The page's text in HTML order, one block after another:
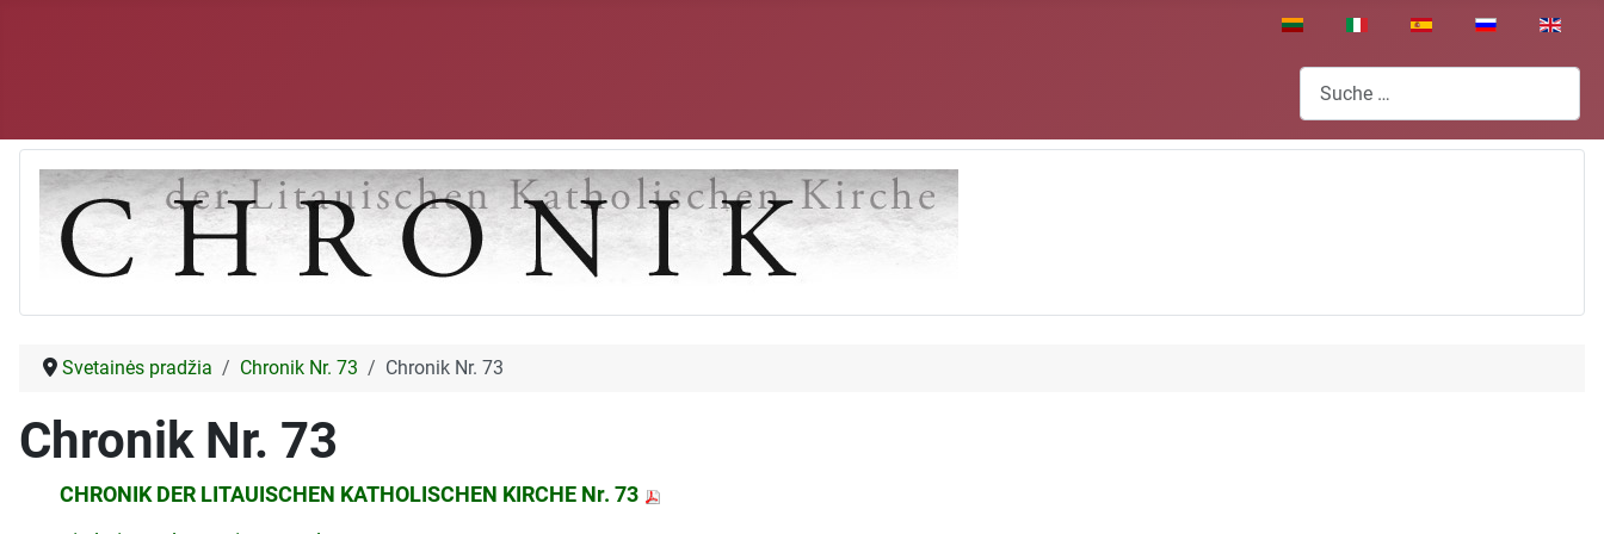
Sprache auswählen
Suchen
Svetainės pradžia Chronik Nr. 73 Chronik Nr. 73
Chronik Nr. 73
CHRONIK DER LITAUISCHEN KATHOLISCHEN KIRCHE Nr. 73